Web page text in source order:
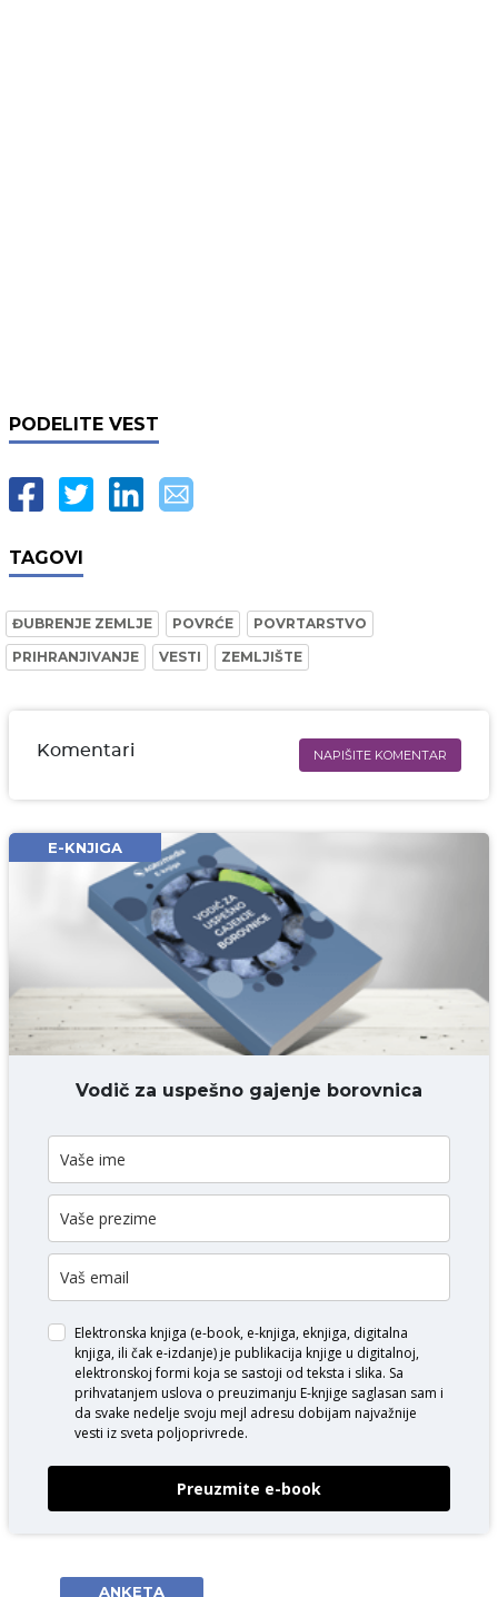
PODELITE VEST
TAGOVI
ĐUBRENJE ZEMLJE POVRĆE
POVRTARSTVO
PRIHRANJIVANJE
VESTI ZEMLJIŠTE
Komentari NAPIŠITE KOMENTAR
Email* obavezno
Komentar* obavezno
DODAJ KOMENTAR
E-KNJIGA
Vodič za uspešno gajenje borovnica
Elektronska knjiga (e-book, e-knjiga, eknjiga, digitalna
knjiga, ili čak e-izdanje) je publikacija knjige u digitalnoj,
elektronskoj formi koja se sastoji od teksta i slika. Sa
prihvatanjem uslova o preuzimanju E-knjige saglasan sam i
da svake nedelje svoju mejl adresu dobijam najvažnije
vesti iz sveta poljoprivrede.
Preuzmite e-book
ANKETA